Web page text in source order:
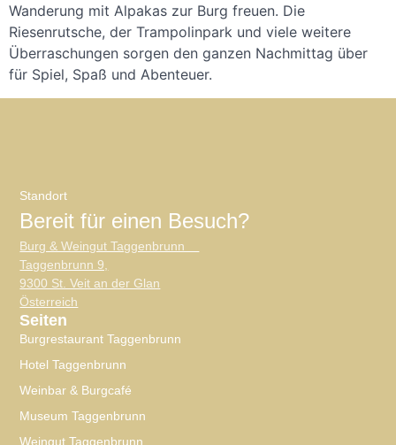
Wanderung mit Alpakas zur Burg freuen. Die
Riesenrutsche, der Trampolinpark und viele weitere
Überraschungen sorgen den ganzen Nachmittag über
für Spiel, Spaß und Abenteuer.
Standort
Bereit für einen Besuch?
Burg & Weingut Taggenbrunn
Taggenbrunn 9,
9300 St. Veit an der Glan
Österreich
Seiten
Burgrestaurant Taggenbrunn
Hotel Taggenbrunn
Weinbar & Burgcafé
Museum Taggenbrunn
Weingut Taggenbrunn